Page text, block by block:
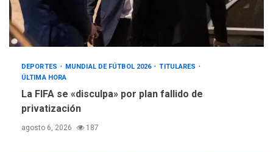
DEPORTES MUNDIAL DE FÚTBOL 2026
TITULARES
ÚLTIMA HORA
La FIFA se «disculpa» por plan fallido de
privatización
agosto 6, 2026 187